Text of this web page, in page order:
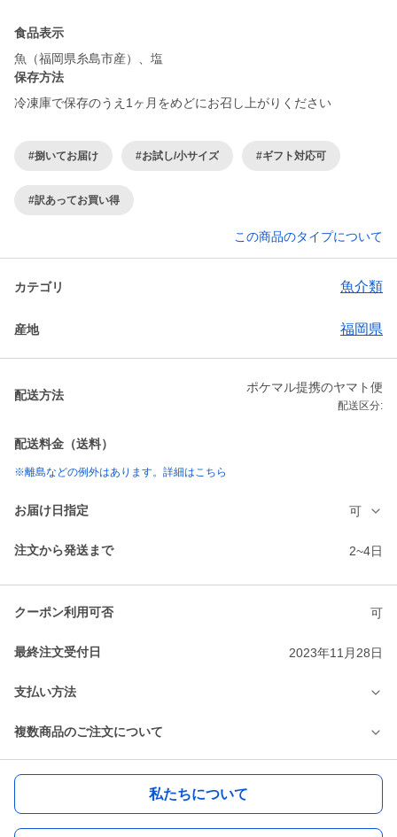
食品表示
魚（福岡県糸島市産）、塩
保存方法
冷凍庫で保存のうえ1ヶ月をめどにお召し上がりください
#捌いてお届け #お試し/小サイズ #ギフト対応可
#訳あってお買い得
この商品のタイプについて
カテゴリ 魚介類
産地 福岡県
配送方法
ポケマル提携のヤマト便
配送区分:
配送料金（送料）
※離島などの例外はあります。詳細はこちら
お届け日指定 可
注文から発送まで 2~4日
クーポン利用可否 可
最終注文受付日 2023年11月28日
支払い方法
複数商品のご注文について
私たちについて